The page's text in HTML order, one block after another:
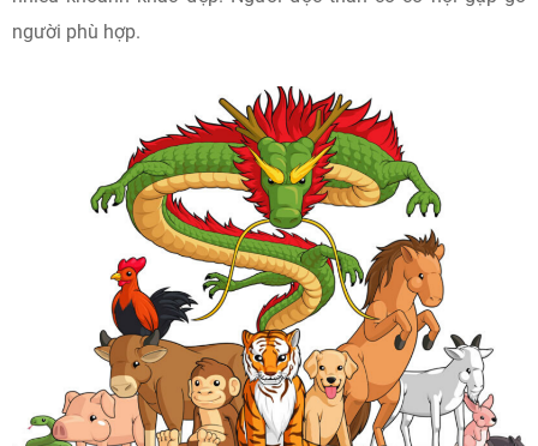
người phù hợp.​